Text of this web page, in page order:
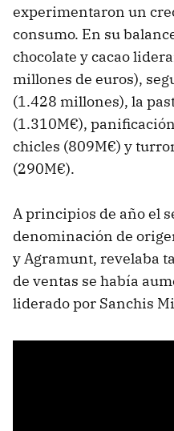
experimentaron un
consumo. En su
chocolate y cacao
millones de euros),
(1.428 millones), la
(1.310M€),
chicles (809M€) y
(290M€).
A principios de año el
denominación de
y Agramunt, revelaba
de ventas se había
liderado por Sanchis